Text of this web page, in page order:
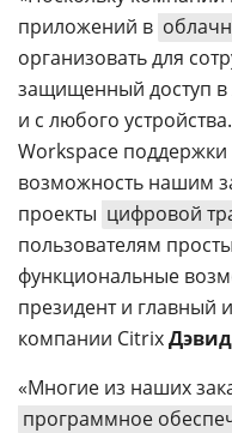
приложений в
организовать для
защищенный доступ
и с любого
Workspace
возможность нашим
проекты цифровой
пользователям
функциональные
президент и главный
компании Citrix
«Многие из наших
программное